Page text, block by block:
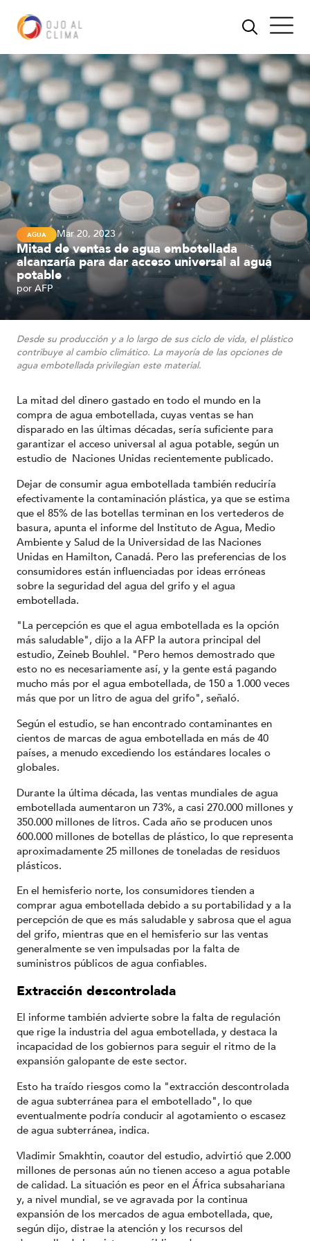
AGUA Mar 20, 2023
Mitad de ventas de agua embotellada
alcanzaría para dar acceso universal al agua
potable
por AFP
Desde su producción y a lo largo de sus ciclo de vida, el plástico
contribuye al cambio climático. La mayoría de las opciones de
agua embotellada privilegian este material.
La mitad del dinero gastado en todo el mundo en la
compra de agua embotellada, cuyas ventas se han
disparado en las últimas décadas, sería suficiente para
garantizar el acceso universal al agua potable, según un
estudio de Naciones Unidas recientemente publicado.
Dejar de consumir agua embotellada también reduciría
efectivamente la contaminación plástica, ya que se estima
que el 85% de las botellas terminan en los vertederos de
basura, apunta el informe del Instituto de Agua, Medio
Ambiente y Salud de la Universidad de las Naciones
Unidas en Hamilton, Canadá. Pero las preferencias de los
consumidores están influenciadas por ideas erróneas
sobre la seguridad del agua del grifo y el agua
embotellada.
"La percepción es que el agua embotellada es la opción
más saludable", dijo a la AFP la autora principal del
estudio, Zeineb Bouhlel. "Pero hemos demostrado que
esto no es necesariamente así, y la gente está pagando
mucho más por el agua embotellada, de 150 a 1.000 veces
más que por un litro de agua del grifo", señaló.
Según el estudio, se han encontrado contaminantes en
cientos de marcas de agua embotellada en más de 40
países, a menudo excediendo los estándares locales o
globales.
Durante la última década, las ventas mundiales de agua
embotellada aumentaron un 73%, a casi 270.000 millones y
350.000 millones de litros. Cada año se producen unos
600.000 millones de botellas de plástico, lo que representa
aproximadamente 25 millones de toneladas de residuos
plásticos.
En el hemisferio norte, los consumidores tienden a
comprar agua embotellada debido a su portabilidad y a la
percepción de que es más saludable y sabrosa que el agua
del grifo, mientras que en el hemisferio sur las ventas
generalmente se ven impulsadas por la falta de
suministros públicos de agua confiables.
Extracción descontrolada
El informe también advierte sobre la falta de regulación
que rige la industria del agua embotellada, y destaca la
incapacidad de los gobiernos para seguir el ritmo de la
expansión galopante de este sector.
Esto ha traído riesgos como la "extracción descontrolada
de agua subterránea para el embotellado", lo que
eventualmente podría conducir al agotamiento o escasez
de agua subterránea, indica.
Vladimir Smakhtin, coautor del estudio, advirtió que 2.000
millones de personas aún no tienen acceso a agua potable
de calidad. La situación es peor en el África subsahariana
y, a nivel mundial, se ve agravada por la continua
expansión de los mercados de agua embotellada, que,
según dijo, distrae la atención y los recursos del